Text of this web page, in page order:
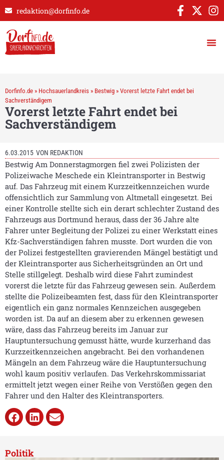
redaktion@dorfinfo.de
Dorfinfo.de » Hochsauerlandkreis » Bestwig » Vorerst letzte Fahrt endet bei
Sachverständigem
Vorerst letzte Fahrt endet bei
Sachverständigem
6.03.2015 VON REDAKTION
Bestwig Am Donnerstagmorgen fiel zwei Polizisten der
Polizeiwache Meschede ein Kleintransporter in Bestwig
auf. Das Fahrzeug mit einem Kurzzeitkennzeichen wurde
offensichtlich zur Sammlung von Altmetall eingesetzt. Bei
einer Kontrolle stellte sich ein derart schlechter Zustand des
Fahrzeugs aus Dortmund heraus, dass der 36 Jahre alte
Fahrer unter Begleitung der Polizei zu einer Werkstatt eines
Kfz-Sachverständigen fahren musste. Dort wurden die von
der Polizei festgestellten gravierenden Mängel bestätigt und
der Kleintransporter aus Sicherheitsgründen an Ort und
Stelle stillgelegt. Deshalb wird diese Fahrt zumindest
vorerst die letzte für das Fahrzeug gewesen sein. Außerdem
stellte die Polizeibeamten fest, dass für den Kleintransporter
eigentlich ein ganz normales Kennzeichen ausgegeben
worden ist. Da auf an diesem aber zu erkennen gewesen
wäre, dass das Fahrzeug bereits im Januar zur
Hauptuntersuchung gemusst hätte, wurde kurzerhand das
Kurzzeitkennzeichen angebracht. Bei den vorhandenen
Mängeln an dem Fahrzeug wäre die Hauptuntersuchung
wohl kaum positiv verlaufen. Das Verkehrskommissariat
ermittelt jetzt wegen einer Reihe von Verstößen gegen den
Fahrer und den Halter des Kleintransporters.
Politik